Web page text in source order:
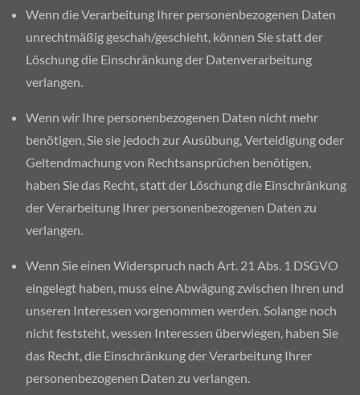
Wenn die Verarbeitung Ihrer personenbezogenen Daten
unrechtmäßig geschah/geschieht, können Sie statt der
Löschung die Einschränkung der Datenverarbeitung
verlangen.
Wenn wir Ihre personenbezogenen Daten nicht mehr
benötigen, Sie sie jedoch zur Ausübung, Verteidigung oder
Geltendmachung von Rechtsansprüchen benötigen,
haben Sie das Recht, statt der Löschung die Einschränkung
der Verarbeitung Ihrer personenbezogenen Daten zu
verlangen.
Wenn Sie einen Widerspruch nach Art. 21 Abs. 1 DSGVO
eingelegt haben, muss eine Abwägung zwischen Ihren und
unseren Interessen vorgenommen werden. Solange noch
nicht feststeht, wessen Interessen überwiegen, haben Sie
das Recht, die Einschränkung der Verarbeitung Ihrer
personenbezogenen Daten zu verlangen.